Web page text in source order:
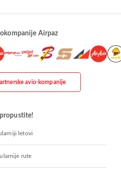
Airpaz
avio-kompanije
letovi
rute